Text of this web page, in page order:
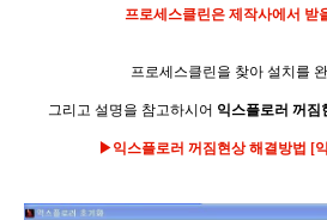
프로세스클린은 제작사에서 받
프로세스클린을 찾아 설치를
그리고 설명을 참고하시어 익스플로러 꺼짐
▶익스플로러 꺼짐현상 해결방법 [